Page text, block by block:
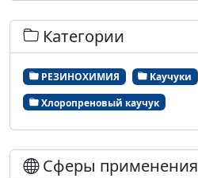
Категории
РЕЗИНОХИМИЯ
Каучуки
Хлоропреновый каучук
Сферы применения